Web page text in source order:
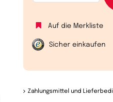
Auf die Merkliste
Sicher einkaufen
Zahlungsmittel und